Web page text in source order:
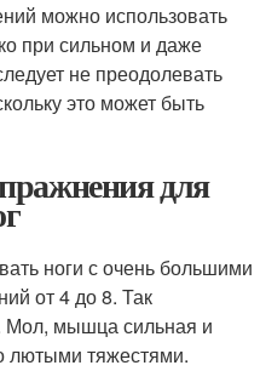
можно использовать
при сильном и даже
не преодолевать
это может быть
для
ноги с очень большими
от 4 до 8. Так
Мол, мышца сильная и
лютыми тяжестями.